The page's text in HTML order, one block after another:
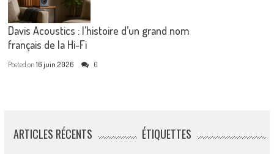
Davis Acoustics : l’histoire d’un grand nom
français de la Hi-Fi
Posted on16 juin 2026 0
ARTICLES RÉCENTS ÉTIQUETTES